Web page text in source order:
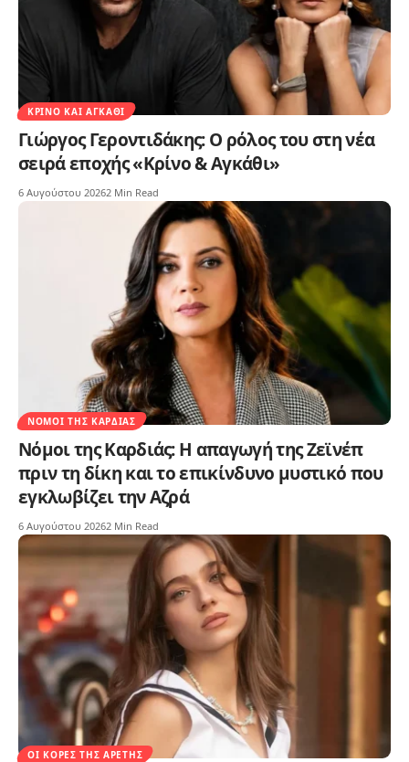
ΚΡΊΝΟ ΚΑΙ ΑΓΚΆΘΙ
Γιώργος Γεροντιδάκης: Ο ρόλος του στη νέα
σειρά εποχής «Κρίνο & Αγκάθι»
6 Αυγούστου 20262 Min Read
ΝΌΜΟΙ ΤΗΣ ΚΑΡΔΙΆΣ
Νόμοι της Καρδιάς: Η απαγωγή της Ζεϊνέπ
πριν τη δίκη και το επικίνδυνο μυστικό που
εγκλωβίζει την Αζρά
6 Αυγούστου 20262 Min Read
ΟΙ ΚΌΡΕΣ ΤΗΣ ΑΡΕΤΉΣ